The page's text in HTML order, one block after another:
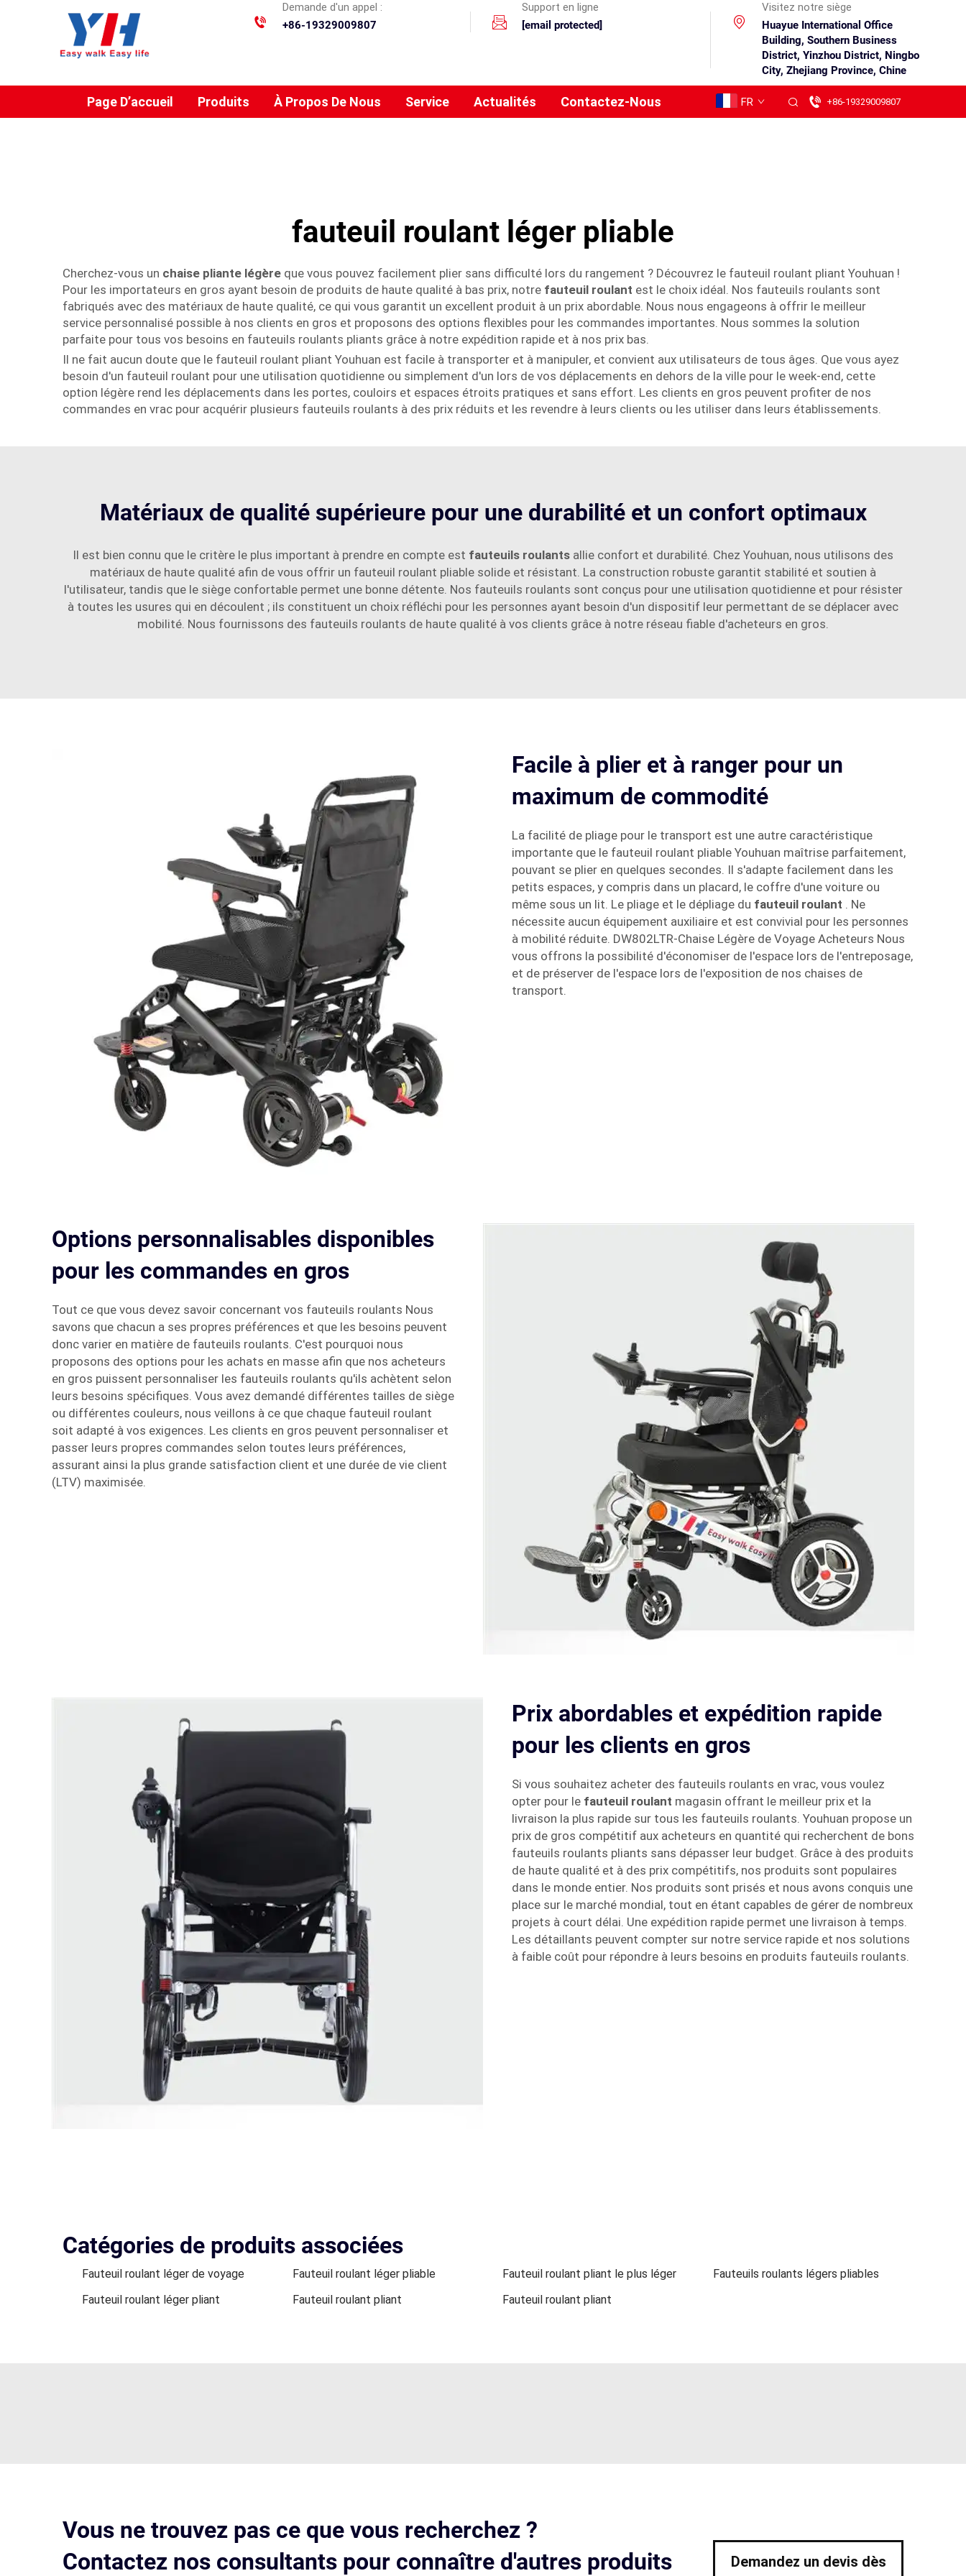
Demande d'un appel :
+86-19329009807
Support en ligne
[email protected]
Visitez notre siège
Huayue International Office
Building, Southern Business
District, Yinzhou District, Ningbo
City, Zhejiang Province, Chine
Page D’accueil Produits À Propos De Nous Service Actualités Contactez-Nous FR +86-19329009807
fauteuil roulant léger pliable
Cherchez-vous un chaise pliante légère que vous pouvez facilement plier sans difficulté lors du rangement ? Découvrez le fauteuil roulant pliant Youhuan !
Pour les importateurs en gros ayant besoin de produits de haute qualité à bas prix, notre fauteuil roulant est le choix idéal. Nos fauteuils roulants sont
fabriqués avec des matériaux de haute qualité, ce qui vous garantit un excellent produit à un prix abordable. Nous nous engageons à offrir le meilleur
service personnalisé possible à nos clients en gros et proposons des options flexibles pour les commandes importantes. Nous sommes la solution
parfaite pour tous vos besoins en fauteuils roulants pliants grâce à notre expédition rapide et à nos prix bas.
Il ne fait aucun doute que le fauteuil roulant pliant Youhuan est facile à transporter et à manipuler, et convient aux utilisateurs de tous âges. Que vous ayez
besoin d'un fauteuil roulant pour une utilisation quotidienne ou simplement d'un lors de vos déplacements en dehors de la ville pour le week-end, cette
option légère rend les déplacements dans les portes, couloirs et espaces étroits pratiques et sans effort. Les clients en gros peuvent profiter de nos
commandes en vrac pour acquérir plusieurs fauteuils roulants à des prix réduits et les revendre à leurs clients ou les utiliser dans leurs établissements.
Matériaux de qualité supérieure pour une durabilité et un confort optimaux
Il est bien connu que le critère le plus important à prendre en compte est fauteuils roulants allie confort et durabilité. Chez Youhuan, nous utilisons des
matériaux de haute qualité afin de vous offrir un fauteuil roulant pliable solide et résistant. La construction robuste garantit stabilité et soutien à
l'utilisateur, tandis que le siège confortable permet une bonne détente. Nos fauteuils roulants sont conçus pour une utilisation quotidienne et pour résister
à toutes les usures qui en découlent ; ils constituent un choix réfléchi pour les personnes ayant besoin d'un dispositif leur permettant de se déplacer avec
mobilité. Nous fournissons des fauteuils roulants de haute qualité à vos clients grâce à notre réseau fiable d'acheteurs en gros.
Facile à plier et à ranger pour un
maximum de commodité
La facilité de pliage pour le transport est une autre caractéristique
importante que le fauteuil roulant pliable Youhuan maîtrise parfaitement,
pouvant se plier en quelques secondes. Il s'adapte facilement dans les
petits espaces, y compris dans un placard, le coffre d'une voiture ou
même sous un lit. Le pliage et le dépliage du fauteuil roulant . Ne
nécessite aucun équipement auxiliaire et est convivial pour les personnes
à mobilité réduite. DW802LTR-Chaise Légère de Voyage Acheteurs Nous
vous offrons la possibilité d'économiser de l'espace lors de l'entreposage,
et de préserver de l'espace lors de l'exposition de nos chaises de
transport.
Options personnalisables disponibles
pour les commandes en gros
Tout ce que vous devez savoir concernant vos fauteuils roulants Nous
savons que chacun a ses propres préférences et que les besoins peuvent
donc varier en matière de fauteuils roulants. C'est pourquoi nous
proposons des options pour les achats en masse afin que nos acheteurs
en gros puissent personnaliser les fauteuils roulants qu'ils achètent selon
leurs besoins spécifiques. Vous avez demandé différentes tailles de siège
ou différentes couleurs, nous veillons à ce que chaque fauteuil roulant
soit adapté à vos exigences. Les clients en gros peuvent personnaliser et
passer leurs propres commandes selon toutes leurs préférences,
assurant ainsi la plus grande satisfaction client et une durée de vie client
(LTV) maximisée.
Prix abordables et expédition rapide
pour les clients en gros
Si vous souhaitez acheter des fauteuils roulants en vrac, vous voulez
opter pour le fauteuil roulant magasin offrant le meilleur prix et la
livraison la plus rapide sur tous les fauteuils roulants. Youhuan propose un
prix de gros compétitif aux acheteurs en quantité qui recherchent de bons
fauteuils roulants pliants sans dépasser leur budget. Grâce à des produits
de haute qualité et à des prix compétitifs, nos produits sont populaires
dans le monde entier. Nos produits sont prisés et nous avons conquis une
place sur le marché mondial, tout en étant capables de gérer de nombreux
projets à court délai. Une expédition rapide permet une livraison à temps.
Les détaillants peuvent compter sur notre service rapide et nos solutions
à faible coût pour répondre à leurs besoins en produits fauteuils roulants.
Catégories de produits associées
Fauteuil roulant léger de voyage Fauteuil roulant léger pliable Fauteuil roulant pliant le plus léger
Fauteuils roulants légers pliables
Fauteuil roulant léger pliant
Fauteuil roulant pliant Fauteuil roulant pliant
Vous ne trouvez pas ce que vous recherchez ?
Contactez nos consultants pour connaître d'autres produits
Demandez un devis dès